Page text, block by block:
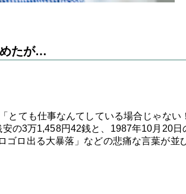
たが…
とても仕事なんてしている場合じゃない
の3万1,458円42銭と、1987年10月20日
ゴロ出る大暴落」などの悲痛な言葉が並